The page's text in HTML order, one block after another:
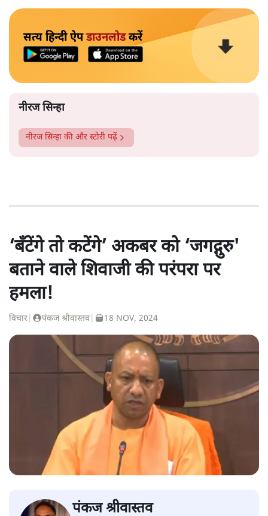
सत्य हिन्दी ऐपडाउनलोडकरें
नीरज सिन्हा
नीरज सिन्हा की और स्टोरी पढ़ें
‘बँटेंगे तो कटेंगे’ अकबर को ‘जगद्गुरु'
बताने वाले शिवाजी की परंपरा पर
हमला!
विचार पंकज श्रीवास्तव 18 NOV, 2024
पंकज श्रीवास्तव